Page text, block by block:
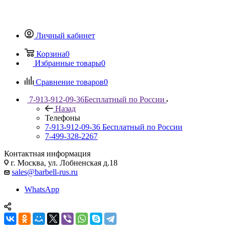
Личный кабинет
Корзина0
Избранные товары0
Сравнение товаров0
7-913-912-09-36Бесплатный по России
Назад
Телефоны
7-913-912-09-36 Бесплатный по России
7-499-328-2267
Контактная информация
г. Москва, ул. Лобненская д.18
sales@barbell-rus.ru
WhatsApp